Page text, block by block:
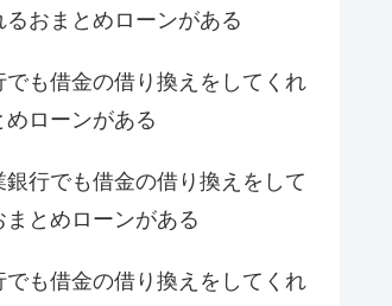
るおまとめローンがある
でも借金の借り換えをしてくれ
めローンがある
銀行でも借金の借り換えをして
まとめローンがある
でも借金の借り換えをしてくれ